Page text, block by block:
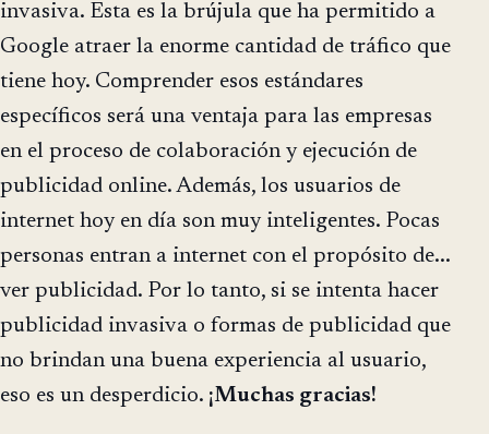
invasiva. Esta es la brújula que ha permitido a
Google atraer la enorme cantidad de tráfico que
tiene hoy. Comprender esos estándares
específicos será una ventaja para las empresas
en el proceso de colaboración y ejecución de
publicidad online. Además, los usuarios de
internet hoy en día son muy inteligentes. Pocas
personas entran a internet con el propósito de...
ver publicidad. Por lo tanto, si se intenta hacer
publicidad invasiva o formas de publicidad que
no brindan una buena experiencia al usuario,
eso es un desperdicio. ¡Muchas gracias!